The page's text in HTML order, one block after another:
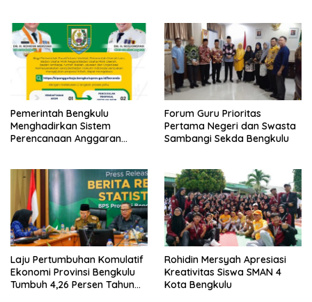
Pemerintah Bengkulu
Menghadirkan Sistem
Perencanaan Anggaran
Forum Guru Prioritas
Pertama Negeri dan Swasta
Sambangi Sekda Bengkulu
Laju Pertumbuhan Komulatif
Ekonomi Provinsi Bengkulu
Tumbuh 4,26 Persen Tahun
Rohidin Mersyah Apresiasi
Kreativitas Siswa SMAN 4
Kota Bengkulu